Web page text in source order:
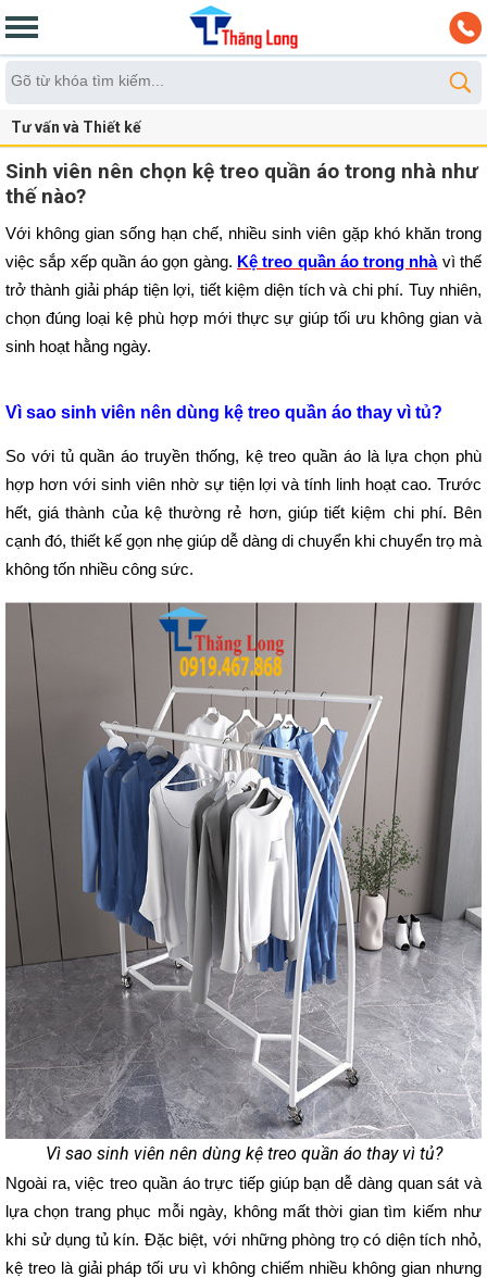
Tư vấn và Thiết kế
Sinh viên nên chọn kệ treo quần áo trong nhà như
thế nào?
Với không gian sống hạn chế, nhiều sinh viên gặp khó khăn trong
việc sắp xếp quần áo gọn gàng. Kệ treo quần áo trong nhà vì thế
trở thành giải pháp tiện lợi, tiết kiệm diện tích và chi phí. Tuy nhiên,
chọn đúng loại kệ phù hợp mới thực sự giúp tối ưu không gian và
sinh hoạt hằng ngày.
Vì sao sinh viên nên dùng kệ treo quần áo thay vì tủ?
So với tủ quần áo truyền thống, kệ treo quần áo là lựa chọn phù
hợp hơn với sinh viên nhờ sự tiện lợi và tính linh hoạt cao. Trước
hết, giá thành của kệ thường rẻ hơn, giúp tiết kiệm chi phí. Bên
cạnh đó, thiết kế gọn nhẹ giúp dễ dàng di chuyển khi chuyển trọ mà
không tốn nhiều công sức.
Vì sao sinh viên nên dùng kệ treo quần áo thay vì tủ?
Ngoài ra, việc treo quần áo trực tiếp giúp bạn dễ dàng quan sát và
lựa chọn trang phục mỗi ngày, không mất thời gian tìm kiếm như
khi sử dụng tủ kín. Đặc biệt, với những phòng trọ có diện tích nhỏ,
kệ treo là giải pháp tối ưu vì không chiếm nhiều không gian nhưng